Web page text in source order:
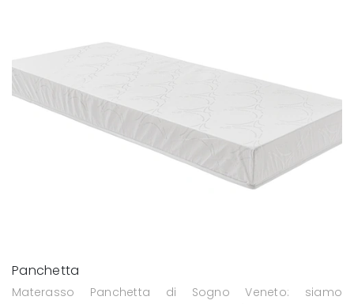
Panchetta
Materasso Panchetta di Sogno Veneto: siamo